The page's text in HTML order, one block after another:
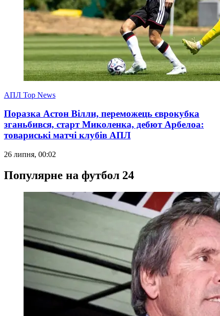
АПЛ Top News
Поразка Астон Вілли, переможець єврокубка
зганьбився, старт Миколенка, дебют Арбелоа:
товариські матчі клубів АПЛ
26 липня, 00:02
Популярне на футбол 24